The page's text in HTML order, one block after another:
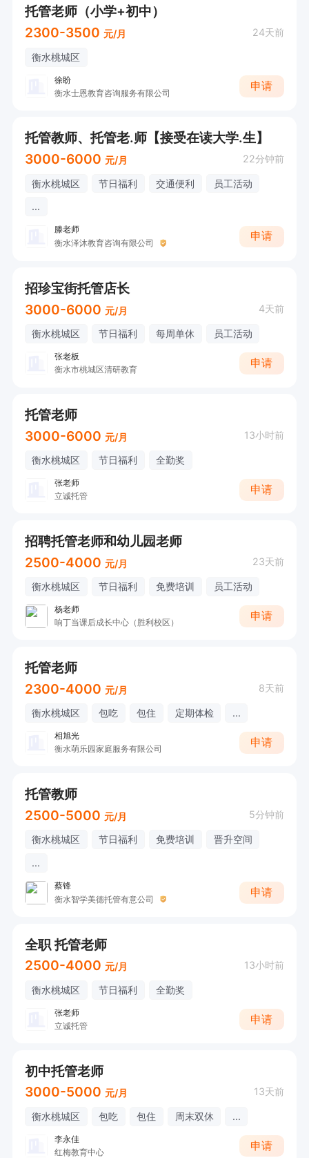
托管老师（小学+初中）
2300-3500 元/月 24天前
衡水桃城区
徐盼
衡水士恩教育咨询服务有限公司
申请
托管教师、托管老.师【接受在读大学.生】
3000-6000 元/月 22分钟前
衡水桃城区 节日福利 交通便利
员工活动
...
滕老师
衡水泽沐教育咨询有限公司
申请
招珍宝街托管店长
3000-6000 元/月 4天前
衡水桃城区 节日福利 每周单休 员工活动
张老板
衡水市桃城区清研教育
申请
托管老师
3000-6000 元/月 13小时前
衡水桃城区 节日福利 全勤奖
张老师
立诚托管
申请
招聘托管老师和幼儿园老师
2500-4000 元/月 23天前
衡水桃城区 节日福利 免费培训 员工活动
杨老师
响丁当课后成长中心（胜利校区）
申请
托管老师
2300-4000 元/月 8天前
衡水桃城区 包吃 包住 定期体检 ...
相旭光
衡水萌乐园家庭服务有限公司
申请
托管教师
2500-5000 元/月 5分钟前
衡水桃城区 节日福利 免费培训
晋升空间
...
蔡锋
衡水智学美德托管有意公司
申请
全职 托管老师
2500-4000 元/月 13小时前
衡水桃城区 节日福利 全勤奖
张老师
立诚托管
申请
初中托管老师
3000-5000 元/月 13天前
衡水桃城区 包吃 包住 周末双休 ...
李永佳
红梅教育中心
申请